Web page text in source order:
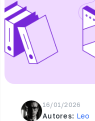
16/01/2026
Autores: Leo